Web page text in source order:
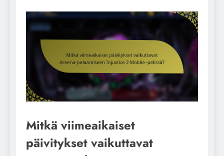
Mitkä viimeaikaiset
päivitykset vaikuttavat